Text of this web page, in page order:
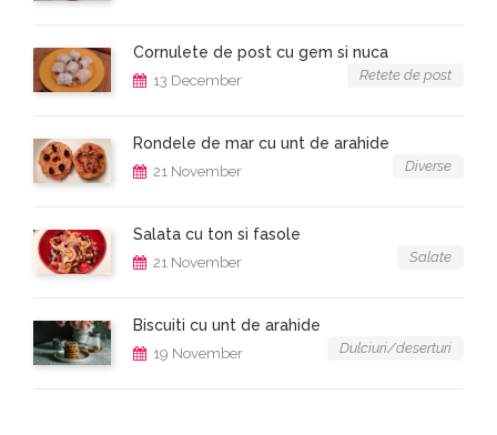
Cornulete de post cu gem si nuca
13 December Retete de post
Rondele de mar cu unt de arahide
21 November Diverse
Salata cu ton si fasole
21 November Salate
Biscuiti cu unt de arahide
19 November Dulciuri/deserturi